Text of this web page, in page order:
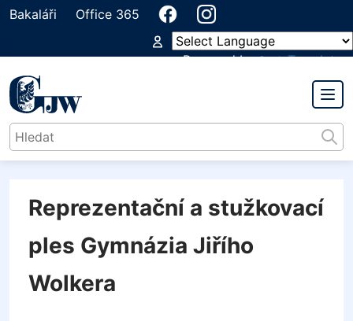
Bakaláři Office 365
Powered by
Translate
Reprezentační a stužkovací
ples Gymnázia Jiřího
Wolkera